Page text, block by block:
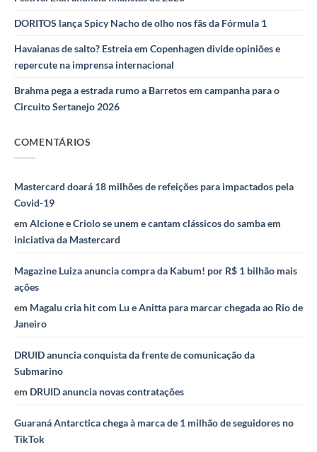
DORITOS lança Spicy Nacho de olho nos fãs da Fórmula 1
Havaianas de salto? Estreia em Copenhagen divide opiniões e
repercute na imprensa internacional
Brahma pega a estrada rumo a Barretos em campanha para o
Circuito Sertanejo 2026
COMENTÁRIOS
Mastercard doará 18 milhões de refeições para impactados pela
Covid-19
em Alcione e Criolo se unem e cantam clássicos do samba em
iniciativa da Mastercard
Magazine Luiza anuncia compra da Kabum! por R$ 1 bilhão mais
ações
em Magalu cria hit com Lu e Anitta para marcar chegada ao Rio de
Janeiro
DRUID anuncia conquista da frente de comunicação da
Submarino
em DRUID anuncia novas contratações
Guaraná Antarctica chega à marca de 1 milhão de seguidores no
TikTok